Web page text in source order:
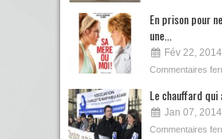
En prison pour
une...
Fév 22, 2014
Commentaires
Le chauffard qui
Jan 07, 2014
Commentaires